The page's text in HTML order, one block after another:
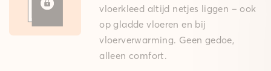
vloerkleed altijd netjes liggen – ook
op gladde vloeren en bij
vloerverwarming. Geen gedoe,
alleen comfort.